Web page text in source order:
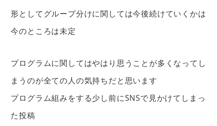
形としてグループ分けに関しては今後続けていくかは
今のところは未定
プログラムに関してはやはり思うことが多くなってし
まうのが全ての人の気持ちだと思います
プログラム組みをする少し前にSNSで見かけてしまっ
た投稿